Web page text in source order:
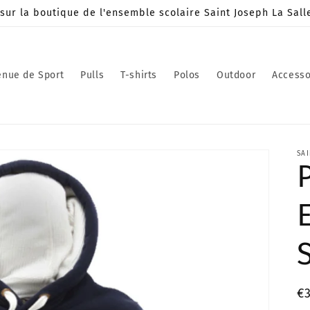
la boutique de l'ensemble scolaire Saint Joseph La
de Sport Pulls T-shirts Polos Outdoor